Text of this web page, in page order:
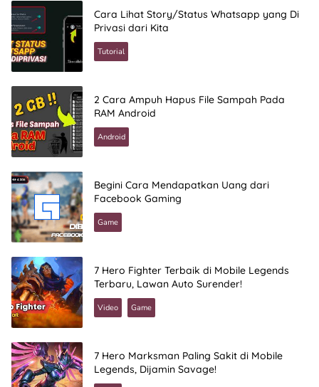
Cara Lihat Story/Status Whatsapp yang Di
Privasi dari Kita
Tutorial
2 Cara Ampuh Hapus File Sampah Pada
RAM Android
Android
Begini Cara Mendapatkan Uang dari
Facebook Gaming
Game
7 Hero Fighter Terbaik di Mobile Legends
Terbaru, Lawan Auto Surender!
Video Game
7 Hero Marksman Paling Sakit di Mobile
Legends, Dijamin Savage!